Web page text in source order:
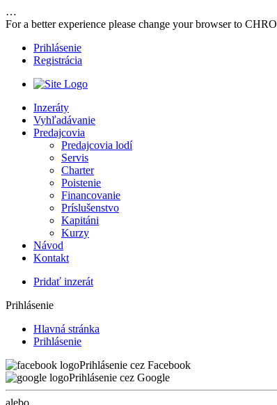
…
For a better experience please change your browser to
Prihlásenie
Registrácia
Inzeráty
Vyhľadávanie
Predajcovia
Predajcovia lodí
Servis
Charter
Poistenie
Financovanie
Príslušenstvo
Kapitáni
Kurzy
Návod
Kontakt
Pridať inzerát
Prihlásenie
Hlavná stránka
Prihlásenie
Prihlásenie cez Facebook
Prihlásenie cez Google
alebo